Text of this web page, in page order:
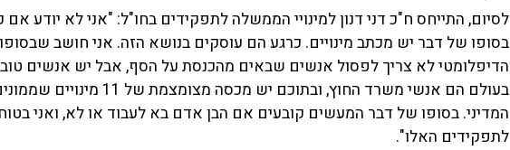
לסיום, התייחס ח"כ דני דנון למינויי הממשלה לתפקידים בחו"ל: "אני לא יודע
בסופו של דבר יש מכתב מינויים. כרגע הם עוסקים בנושא הזה. אני חושב
הדיפלומטי לא צריך לפסול אנשים שבאים מהכנסת על הסף, אבל יש אנשים
בעולם הם אנשי משרד החוץ, ובתוכם יש מכסה
המדיני. בסופו של דבר המעשים קובעים אם הבן אדם בא לעבוד או לא, ואני
לתפקידים האלו".